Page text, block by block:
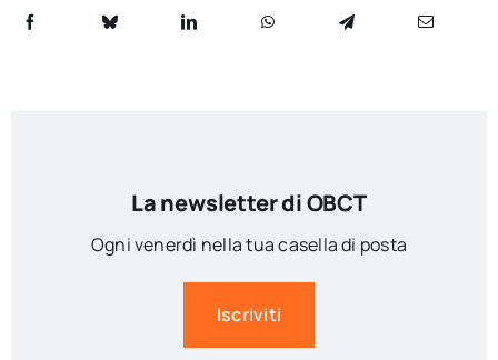
La newsletter di OBCT
Ogni venerdì nella tua casella di posta
Iscriviti